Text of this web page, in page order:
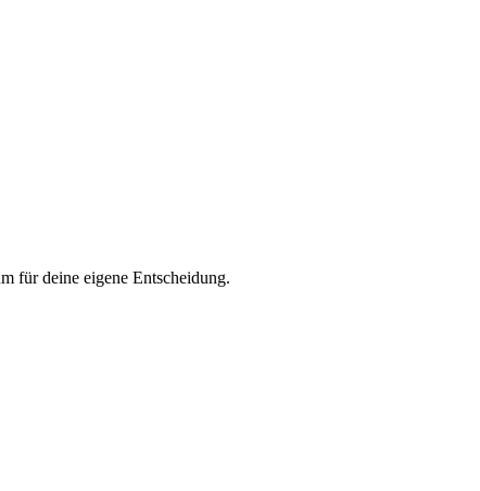
für deine eigene Entscheidung.